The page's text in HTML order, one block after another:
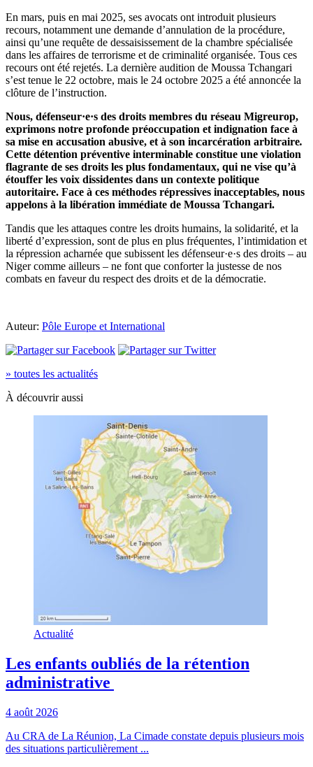
En mars, puis en mai 2025, ses avocats ont introduit plusieurs
recours, notamment une demande d’annulation de la procédure,
ainsi qu’une requête de dessaisissement de la chambre spécialisée
dans les affaires de terrorisme et de criminalité organisée. Tous ces
recours ont été rejetés. La dernière audition de Moussa Tchangari
s’est tenue le 22 octobre, mais le 24 octobre 2025 a été annoncée la
clôture de l’instruction.
Nous, défenseur·e·s des droits membres du réseau Migreurop,
exprimons notre profonde préoccupation et indignation face à
sa mise en accusation abusive, et à son incarcération arbitraire.
Cette détention préventive interminable constitue une violation
flagrante de ses droits les plus fondamentaux, qui ne vise qu’à
étouffer les voix dissidentes dans un contexte politique
autoritaire. Face à ces méthodes répressives inacceptables, nous
appelons à la libération immédiate de Moussa Tchangari.
Tandis que les attaques contre les droits humains, la solidarité, et la
liberté d’expression, sont de plus en plus fréquentes, l’intimidation et
la répression acharnée que subissent les défenseur·e·s des droits – au
Niger comme ailleurs – ne font que conforter la justesse de nos
combats en faveur du respect des droits et de la démocratie.
Auteur: Pôle Europe et International
» toutes les actualités
À découvrir aussi
Actualité
Les enfants oubliés de la rétention
administrative
4 août 2026
Au CRA de La Réunion, La Cimade constate depuis plusieurs mois
des situations particulièrement ...